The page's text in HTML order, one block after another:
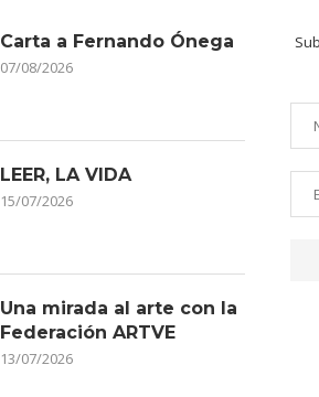
Carta a Fernando Ónega
07/08/2026
LEER, LA VIDA
15/07/2026
Una mirada al arte con la
Federación ARTVE
13/07/2026